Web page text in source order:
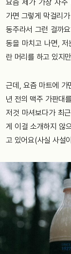
요즘 제가 가장 자주
가면 그렇게 막걸리
동주라서 그런 걸까
동을 마치고 나면,
란 머리를 하고 있지
근데, 요즘 마트에 가
년 전의 맥주 가판대
저것 마셔보다가 최
게 이걸 소개하지 않
고 있어요(사실 사설